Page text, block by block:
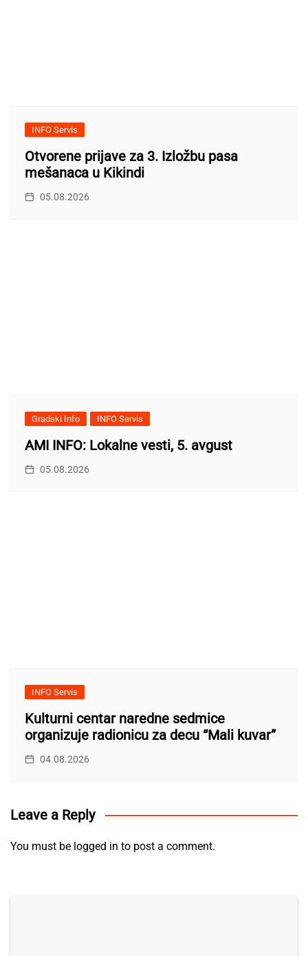
INFO Servis
Otvorene prijave za 3. Izložbu pasa
mešanaca u Kikindi
05.08.2026
Gradski Info INFO Servis
AMI INFO: Lokalne vesti, 5. avgust
05.08.2026
INFO Servis
Kulturni centar naredne sedmice
organizuje radionicu za decu “Mali kuvar”
04.08.2026
Leave a Reply
You must be logged in to post a comment.